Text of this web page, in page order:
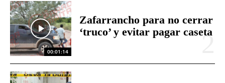
00:01:14
Zafarrancho para no cerrar
‘truco’ y evitar pagar caseta